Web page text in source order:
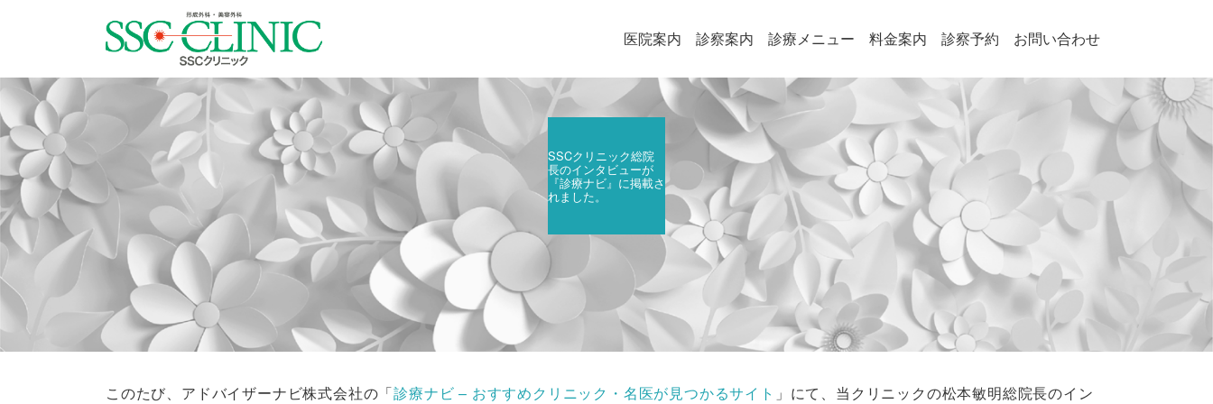
医院案内 診察案内 診療メニュー 料金案内 診察予約 お問い合わせ
SSCクリニック総院
長のインタビューが
『診療ナビ』に掲載さ
れました。
このたび、アドバイザーナビ株式会社の「診療ナビ – おすすめクリニック・名医が見つかるサイト 」にて、当クリニックの松本敏明総院長のイン